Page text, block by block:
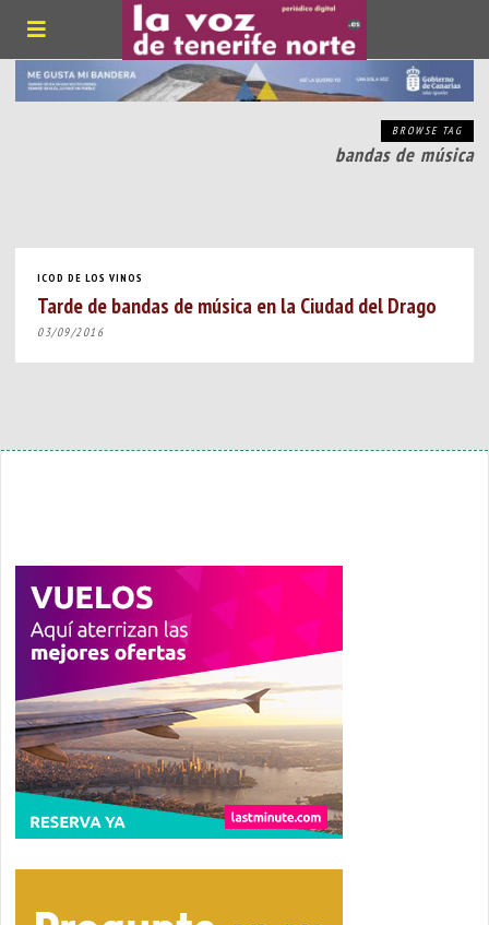
BROWSE TAG
bandas de música
ICOD DE LOS VINOS
Tarde de bandas de música en la Ciudad del Drago
03/09/2016